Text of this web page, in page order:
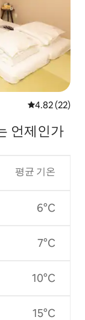
평점 4.82점(5
4.82 (22)
언제인가
평균 기온
6°C
7°C
10°C
15°C